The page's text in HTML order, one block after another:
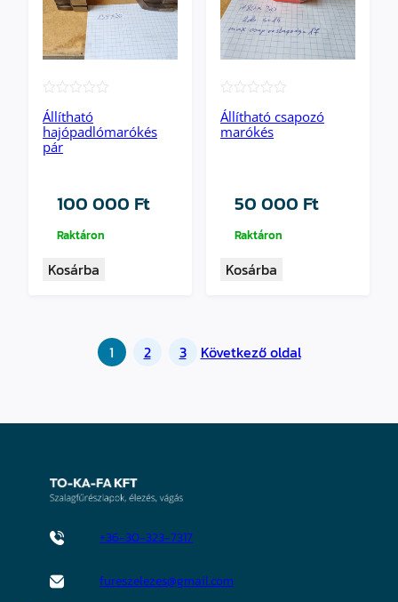
Állítható
hajópadlómarókés
pár
100 000 Ft
Raktáron
Kosárba
Állítható csapozó
marókés
50 000 Ft
Raktáron
Kosárba
1 2 3 Következő oldal
+36-30-323-7317
fureszelezes@gmail.com